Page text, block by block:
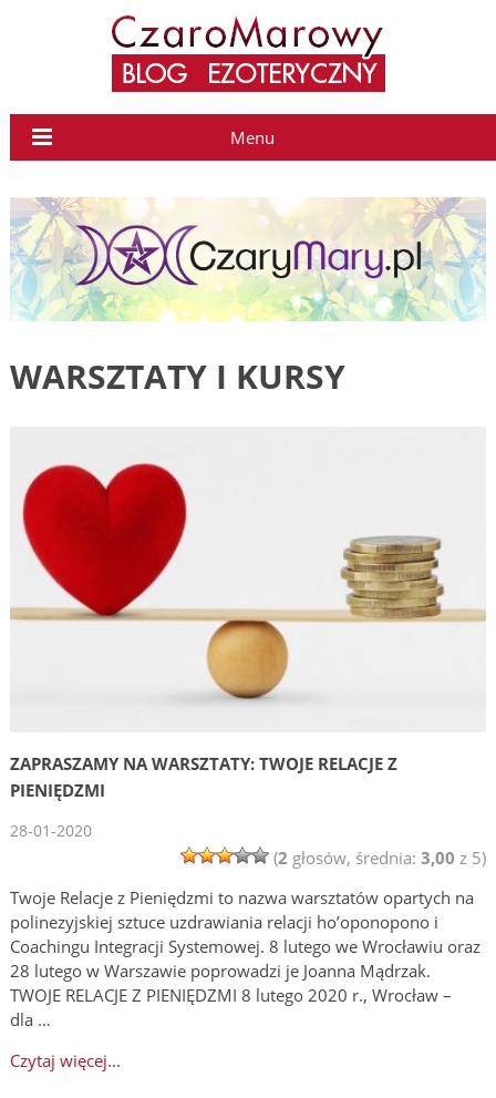
Menu
WARSZTATY I KURSY
ZAPRASZAMY NA WARSZTATY: TWOJE RELACJE Z
PIENIĘDZMI
28-01-2020
(2 głosów, średnia: 3,00 z 5)
Twoje Relacje z Pieniędzmi to nazwa warsztatów opartych na
polinezyjskiej sztuce uzdrawiania relacji ho’oponopono i
Coachingu Integracji Systemowej. 8 lutego we Wrocławiu oraz
28 lutego w Warszawie poprowadzi je Joanna Mądrzak.
TWOJE RELACJE Z PIENIĘDZMI 8 lutego 2020 r., Wrocław –
dla …
Czytaj więcej...